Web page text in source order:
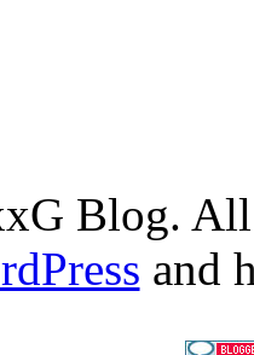
Blog. All
and